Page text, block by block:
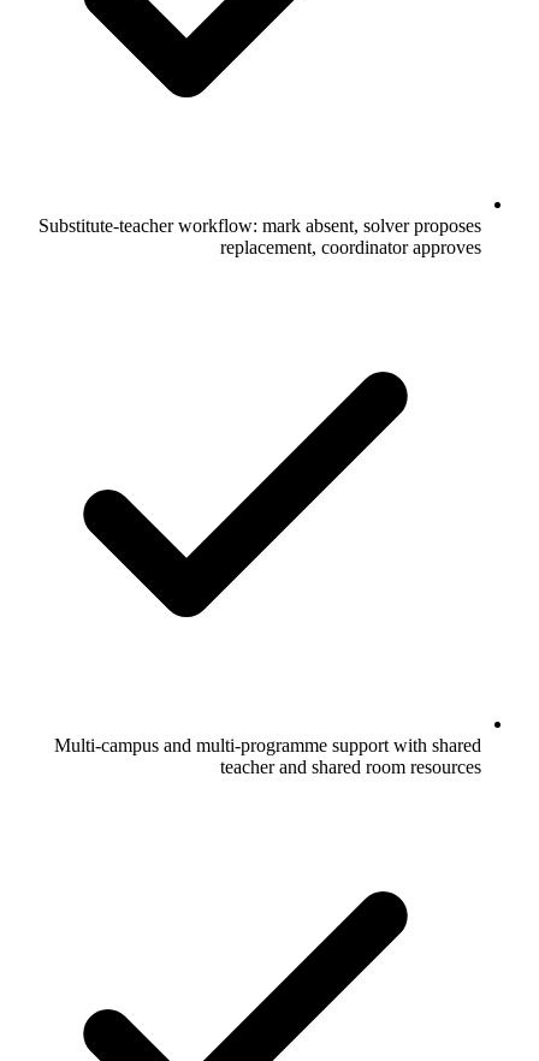
Substitute-teacher workflow: mark absent, solver proposes
replacement, coordinator approves
Multi-campus and multi-programme support with shared
teacher and shared room resources